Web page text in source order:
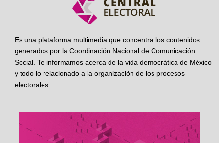
Es una plataforma multimedia que concentra los contenidos
generados por la Coordinación Nacional de Comunicación
Social. Te informamos acerca de la vida democrática de México
y todo lo relacionado a la organización de los procesos
electorales